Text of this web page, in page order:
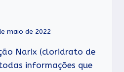
maio de 2022
Narix (cloridrato de
informações que